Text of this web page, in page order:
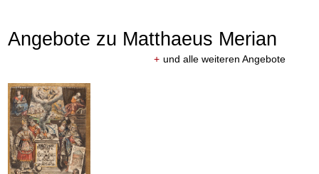
Angebote zu Matthaeus Merian
+ und alle weiteren Angebote